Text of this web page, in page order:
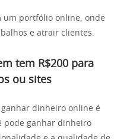
um portfólio online, onde
e atrair clientes.
tem R$200 para
ou sites
dinheiro online é
pode ganhar dinheiro